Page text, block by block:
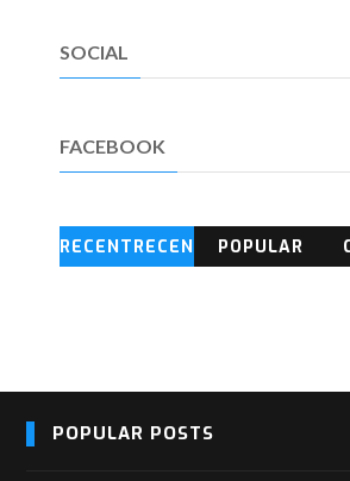
SOCIAL
FACEBOOK
RECENTRECEN
POPULAR
POPULAR POSTS